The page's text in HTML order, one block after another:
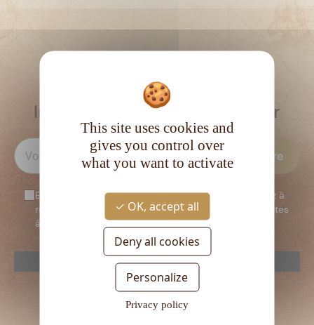
RESTEZ INFORMÉ
Inscrivez-vous à la newsletter
En vous inscrivant à notre newsletter, vous consentez à
recevoir notre newsletter. Vous confirmez que vous êtes
âgé d’au moins 18 ans.
reCAPTCHA is disabled. Allow
This site uses cookies and
gives you control over
what you want to activate
OK, accept all
Deny all cookies
Personalize
Privacy policy